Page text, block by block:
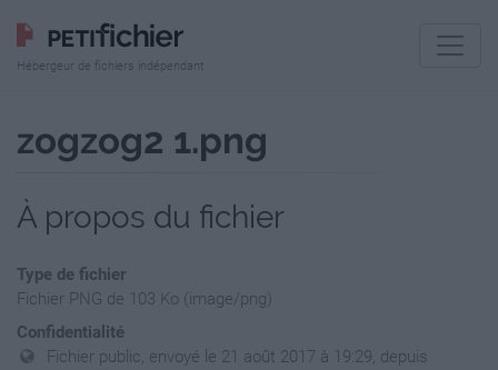
Hébergeur de fichiers indépendant
zogzog2 1.png
À propos du fichier
Type de fichier
Fichier PNG de 103 Ko (image/png)
Confidentialité
Fichier public, envoyé le 21 août 2017 à 19:29, depuis